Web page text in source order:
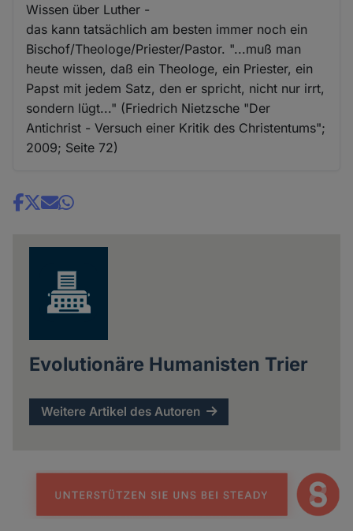
Wissen über Luther -
das kann tatsächlich am besten immer noch ein
Bischof/Theologe/Priester/Pastor. "...muß man
heute wissen, daß ein Theologe, ein Priester, ein
Papst mit jedem Satz, den er spricht, nicht nur irrt,
sondern lügt..." (Friedrich Nietzsche "Der
Antichrist - Versuch einer Kritik des Christentums";
2009; Seite 72)
Share
Evolutionäre Humanisten Trier
Weitere Artikel des Autoren